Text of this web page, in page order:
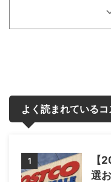
よく読まれている
1
【
選